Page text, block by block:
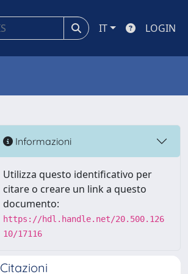
IT LOGIN
Informazioni
Utilizza questo identificativo per
citare o creare un link a questo
documento:
https://hdl.handle.net/20.500.126
10/17116
Citazioni